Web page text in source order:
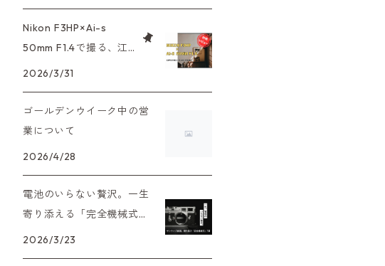
XAシリーズ
35DC、35SP
PEN F、FT
OM-1
HEXAR
Leica（ライカ）
Mシリーズ
minilux
ド）
35シリーズ
RICOH（リコー）
Voigtlander（フォクトレンダー）
デジタルカメラ
レンズその他
FD（キヤノン）
OM（オリンパス）
A（ミノルタ（ソニー））
MD（ミノルタ）
K（ペンタックス）
Nikon F3HP×Ai-s
50mm F1.4で撮る、江
戸東京たてもの園。ノ
2026/3/31
ゴールデンウイーク中の営
業について
2026/4/28
電池のいらない贅沢。一生
寄り添える「完全機械式」
フィルムカメラの名機7選
2026/3/23